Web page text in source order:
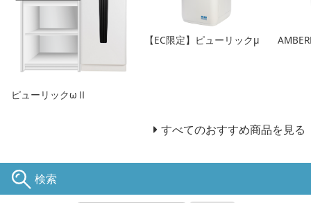
ピューリックωⅡ
【EC限定】ピューリックμ
すべてのおすすめ商品を見る
検索